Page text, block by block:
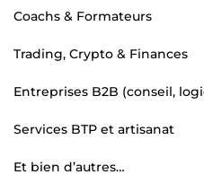
Coachs & Formateurs
Trading, Crypto & Finances
Entreprises B2B (conseil,
Services BTP et artisanat
Et bien d’autres…